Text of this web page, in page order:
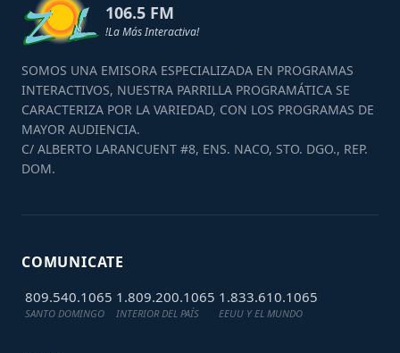
106.5 FM
!La Más Interactiva!
SOMOS UNA EMISORA ESPECIALIZADA EN PROGRAMAS
INTERACTIVOS, NUESTRA PARRILLA PROGRAMÁTICA SE
CARACTERIZA POR LA VARIEDAD, CON LOS PROGRAMAS DE
MAYOR AUDIENCIA.
C/ ALBERTO LARANCUENT #8, ENS. NACO, STO. DGO., REP.
DOM.
COMUNICATE
809.540.1065
SANTO DOMINGO
1.809.200.1065
INTERIOR DEL PAÍS
1.833.610.1065
EEUU Y EL MUNDO